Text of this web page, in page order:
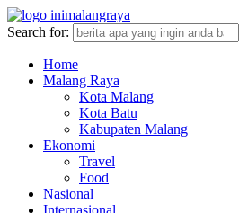
Search for:
Home
Malang Raya
Kota Malang
Kota Batu
Kabupaten Malang
Ekonomi
Travel
Food
Nasional
Internasional